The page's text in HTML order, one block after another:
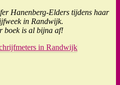
Hanenberg-Elders tijdens haar
in Randwijk.
boek is al bijna af!